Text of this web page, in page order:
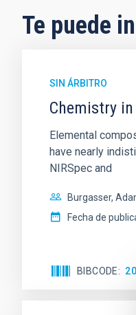
Te puede
SIN ÁRBITRO
Chemistry
Elemental
have nearly
NIRSpec and
Burgasser,
Fecha de
BIBCODE